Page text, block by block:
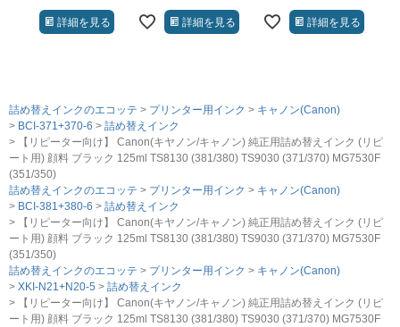
詳細を見る 詳細を見る 詳細を見る
詰め替えインクのエコッテ プリンター用インク
キャノン(Canon)
BCI-371+370-6
詰め替えインク
【リピーター向け】 Canon(キヤノン/キャノン) 純正用詰め替えインク (リピ
ート用) 顔料 ブラック 125ml TS8130 (381/380) TS9030 (371/370) MG7530F
(351/350)
詰め替えインクのエコッテ
プリンター用インク
キャノン(Canon)
BCI-381+380-6
詰め替えインク
【リピーター向け】 Canon(キヤノン/キャノン) 純正用詰め替えインク (リピ
ート用) 顔料 ブラック 125ml TS8130 (381/380) TS9030 (371/370) MG7530F
(351/350)
詰め替えインクのエコッテ
プリンター用インク
キャノン(Canon)
XKI-N21+N20-5
詰め替えインク
【リピーター向け】 Canon(キヤノン/キャノン) 純正用詰め替えインク (リピ
ート用) 顔料 ブラック 125ml TS8130 (381/380) TS9030 (371/370) MG7530F